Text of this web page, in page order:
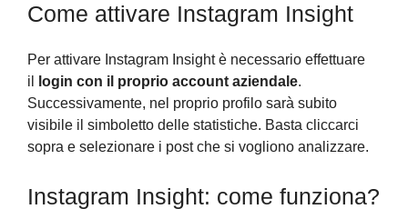
Come attivare Instagram Insight
Per attivare Instagram Insight è necessario effettuare
il
login con il proprio account aziendale.
Successivamente, nel proprio profilo sarà subito
visibile il simboletto delle statistiche. Basta cliccarci
sopra e selezionare i post che si vogliono analizzare.
Instagram Insight: come funziona?